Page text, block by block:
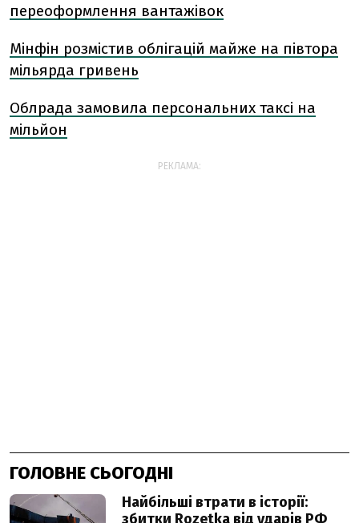
переоформлення вантажівок
Мінфін розмістив облігацій майже на півтора
мільярда гривень
Облрада замовила персональних таксі на
мільйон
РЕКЛАМА:
ГОЛОВНЕ СЬОГОДНІ
Найбільші втрати в історії:
збитки Rozetka від ударів РФ